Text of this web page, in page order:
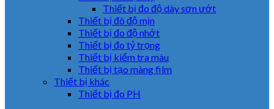
Thiết bị đo độ dày sơn ướt
Thiết bị đô độ mịn
Thiết bị đo độ nhớt
Thiết bị đo tỷ trọng
Thiết bị kiểm tra màu
Thiết bị tạo màng film
Thiết bị khác
Thiết bị đo PH